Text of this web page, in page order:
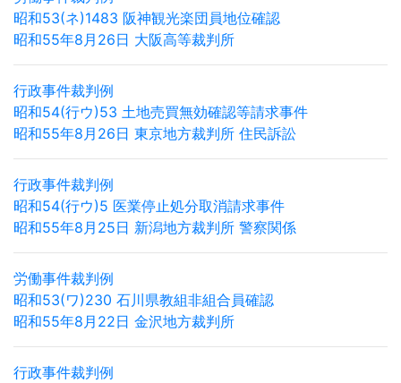
昭和53(ネ)1483 阪神観光楽団員地位確認
昭和55年8月26日 大阪高等裁判所
行政事件裁判例
昭和54(行ウ)53 土地売買無効確認等請求事件
昭和55年8月26日 東京地方裁判所 住民訴訟
行政事件裁判例
昭和54(行ウ)5 医業停止処分取消請求事件
昭和55年8月25日 新潟地方裁判所 警察関係
労働事件裁判例
昭和53(ワ)230 石川県教組非組合員確認
昭和55年8月22日 金沢地方裁判所
行政事件裁判例